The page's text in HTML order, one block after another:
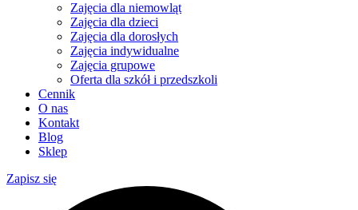
Zajęcia dla niemowląt
Zajęcia dla dzieci
Zajęcia dla dorosłych
Zajęcia indywidualne
Zajęcia grupowe
Oferta dla szkół i przedszkoli
Cennik
O nas
Kontakt
Blog
Sklep
Zapisz się